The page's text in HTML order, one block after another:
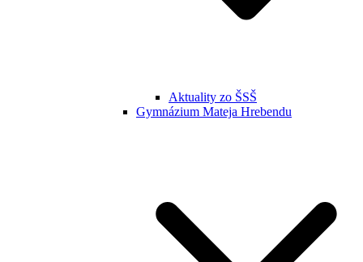
Aktuality zo ŠSŠ
Gymnázium Mateja Hrebendu